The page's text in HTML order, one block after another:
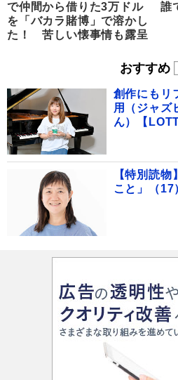
で仲間から借りた3万ドル
を「バカラ賭博」で溶かし
た！ 苦しい懐事情も露呈
誰
おすすめ
創作にもリ
用（ジャ
ん）【
【特別読
こと」（